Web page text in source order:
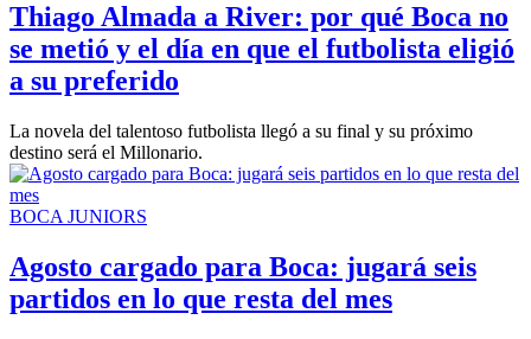
Thiago Almada a River: por qué Boca no
se metió y el día en que el futbolista eligió
a su preferido
La novela del talentoso futbolista llegó a su final y su próximo
destino será el Millonario.
BOCA JUNIORS
Agosto cargado para Boca: jugará seis
partidos en lo que resta del mes